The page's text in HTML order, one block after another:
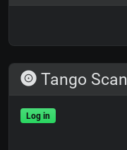
Tango Scan
Log in